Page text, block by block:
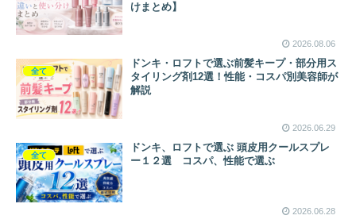
けまとめ】
2026.08.06
全て
ドンキ・ロフトで選ぶ前髪キープ・部分用ス
タイリング剤12選！性能・コスパ別美容師が
解説
2026.06.29
全て
ドンキ、ロフトで選ぶ 頭皮用クールスプレ
ー１２選 コスパ、性能で選ぶ
2026.06.28